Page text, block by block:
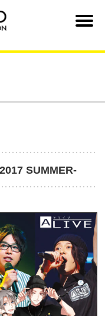
SUMMER-